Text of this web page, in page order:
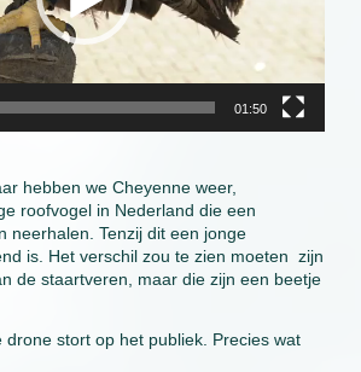
01:50
hebben we Cheyenne weer,
roofvogel in Nederland die een
neerhalen. Tenzij dit een jonge
is. Het verschil zou te zien moeten zijn
de staartveren, maar die zijn een beetje
drone stort op het publiek. Precies wat